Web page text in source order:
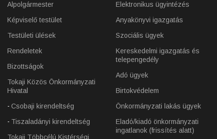
Alpolgármester
Képviselő testület
Testületi ülések
Rendeletek
Bizottságok
Tokaji Közös Önkormányzati
Hivatal
Csobaji kirendeltség
Tiszaladányi kirendeltség
Tokaji Többcélú Kistérségi
Elektronikus ügyintézés
Anyakönyvi igazgatás
Szociális ügyek
Kereskedelmi igazgatás és
telepengedély
Adó ügyek
Birtokvédelem
Önkormányzati lakás ügyek
Eladó/kiadó önkormányzati
ingatlanok (frissítés alatt)